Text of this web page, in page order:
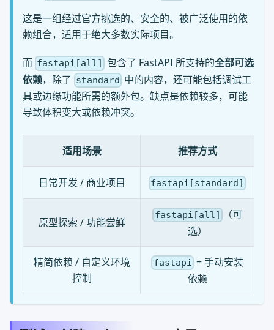
这是一组经过官方挑选的、安全的、被广泛使用的依
赖组合，适用于绝大多数实际项目。
而 fastapi[all] 包含了 FastAPI 所支持的全部可选
依赖，除了 standard 中的内容，还可能包括调试工
具或边缘功能所需的额外包。缺点是依赖较多，可能
导致体积变大或依赖冲突。
适用场景 推荐方式
日常开发 / 商业项目 fastapi[standard]
原型探索 / 功能尝鲜
fastapi[all] （可
选）
精简依赖 / 自定义环境
控制
fastapi + 手动安装
依赖